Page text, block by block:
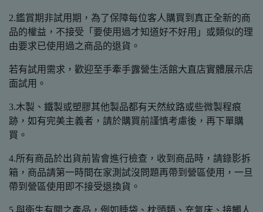
2.鑑賞期非試用期，為了保障每位客人購買到真正全新的商
品的權益，不接受「要使用過才知道好不好用」或類似的理
由要求已使用過之商品的退貨。
若有試用需求，歡迎至手牽手露營生活館大直店實體展示店
面試用。
3.木製、鐵製或塑膠其他製品都有天然紋路或些微製程痕
跡，如有完美主義者，請於購買前謹慎考慮後，再下單購
買。
4.所有商品於出貨前皆會進行檢查，收到商品時，請錄影拆
箱，商品請第一時間在家測試沒問題再帶到營區使用，一旦
帶到營區使用即不接受退換貨。
5.與衛生有關之產品，例如睡袋、枕頭類、充氣床、接觸人